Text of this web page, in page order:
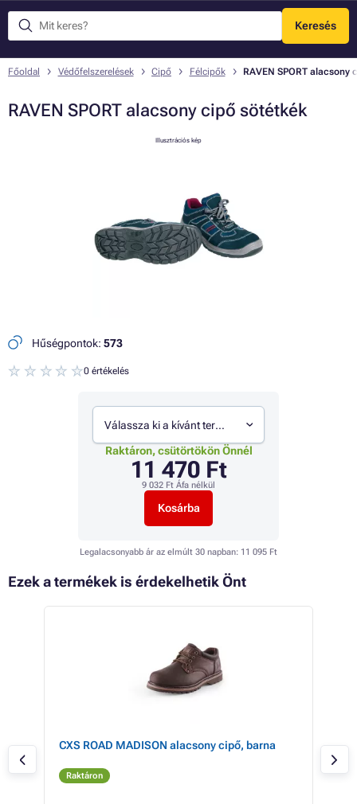
Keresés
Menü
Főoldal Védőfelszerelések Cipő Félcipők RAVEN SPORT alacsony
RAVEN SPORT alacsony cipő sötétkék
Illusztrációs kép
Hűségpontok: 573
0 értékelés
Válassza ki a kívánt termékváltozatot
Raktáron, csütörtökön Önnél
11 470 Ft
9 032 Ft Áfa nélkül
Kosárba
Legalacsonyabb ár az elmúlt 30 napban: 11 095 Ft
Ezek a termékek is érdekelhetik Önt
CXS ROAD MADISON alacsony cipő, barna
Raktáron